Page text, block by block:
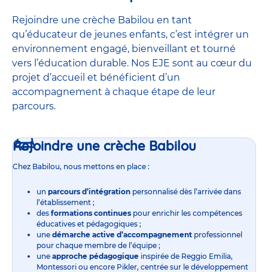
Rejoindre une crèche Babilou en tant
qu’éducateur de jeunes enfants, c’est intégrer un
environnement engagé, bienveillant et tourné
vers l’éducation durable. Nos EJE sont au cœur du
projet d’accueil et bénéficient d’un
accompagnement à chaque étape de leur
parcours.
Rejoindre une crèche Babilou
Chez Babilou, nous mettons en place :
un parcours d’intégration personnalisé dès l’arrivée dans
l’établissement ;
des formations continues pour enrichir les compétences
éducatives et pédagogiques ;
une démarche active d’accompagnement professionnel
pour chaque membre de l’équipe ;
une approche pédagogique inspirée de Reggio Emilia,
Montessori ou encore Pikler, centrée sur le développement